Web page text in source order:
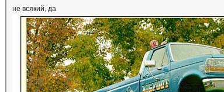
не всякий, да